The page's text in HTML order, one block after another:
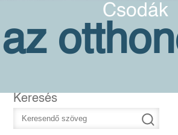
Csodák
az
Keresés